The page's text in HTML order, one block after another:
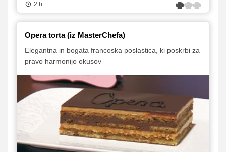
2 h
Opera torta (iz MasterChefa)
Elegantna in bogata francoska poslastica, ki poskrbi za
pravo harmonijo okusov